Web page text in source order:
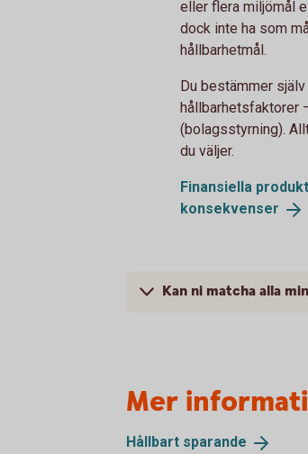
eller flera miljömål
dock inte ha som
hållbarhetmål.
Du bestämmer
hållbarhetsfaktorer
(bolagsstyrning).
du väljer.
Finansiella
konsekvenser
Kan ni matcha alla
Mer
Hållbart sparande